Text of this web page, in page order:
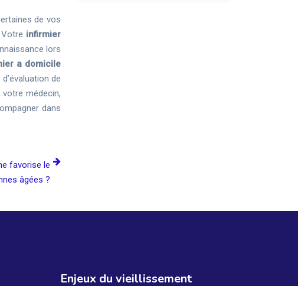
de vos
infirmier
lors
a domicile
de
médecin,
dans
favorise le
âgées ?
Enjeux du vieillissement